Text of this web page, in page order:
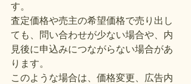
す。
査定価格や売主の希望価格で売り出し
ても、問い合わせが少ない場合や、内
見後に申込みにつながらない場合があ
ります。
このような場合は、価格変更、広告内